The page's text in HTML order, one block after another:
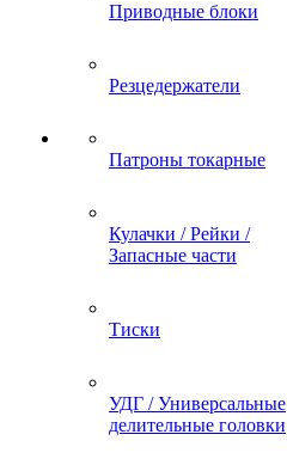
Приводные блоки
Резцедержатели
Патроны токарные
Кулачки / Рейки /
Запасные части
Тиски
УДГ / Универсальные
делительные головки